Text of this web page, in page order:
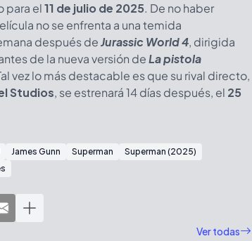
para el11 de julio de 2025. De no haber
no se enfrenta a una temida
después deJurassic World 4, dirigida
de la nueva versión deLa pistola
vez lo más destacable es que su rival directo,
Studios, se estrenará 14 días después, el 25
James Gunn Superman
Superman (2025)
Ver todas